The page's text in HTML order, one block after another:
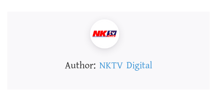
Author: NKTV Digital